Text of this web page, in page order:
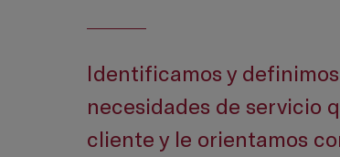
Identificamos y
necesidades de servicio
cliente y le orientamos